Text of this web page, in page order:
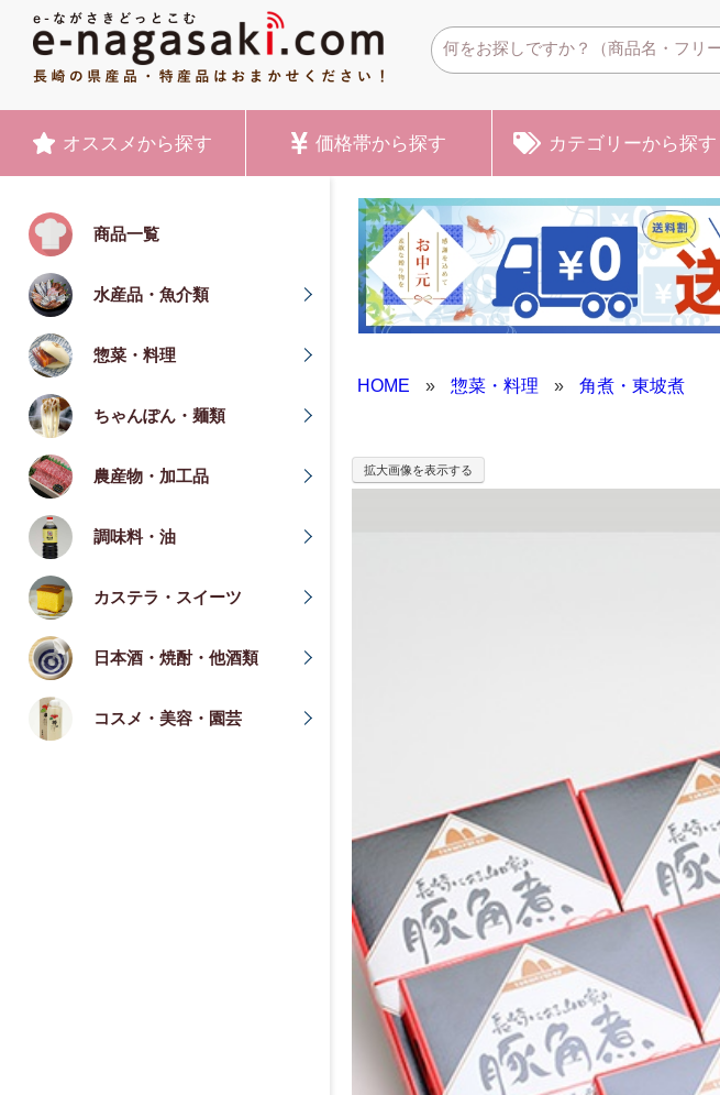
オススメ から探す 価格帯から探す カテゴリーから探す
商品一覧
水産品・魚介類
惣菜・料理
ちゃんぽん・麺類
農産物・加工品
調味料・油
カステラ・スイーツ
日本酒・焼酎・他酒類
コスメ・美容・園芸
HOME » 惣菜・料理 » 角煮・東坡煮
拡大画像を表示する